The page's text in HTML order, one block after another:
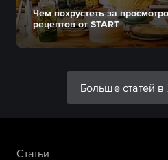
Чем похрустеть за
рецептов от START
Больше статей
Статьи